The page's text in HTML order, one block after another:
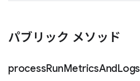
パブリック メソッド
processRunMetricsAndLogs